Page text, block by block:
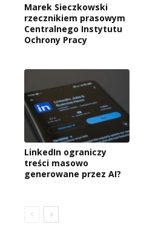
Marek Sieczkowski
rzecznikiem prasowym
Centralnego Instytutu
Ochrony Pracy
LinkedIn ograniczy
treści masowo
generowane przez AI?